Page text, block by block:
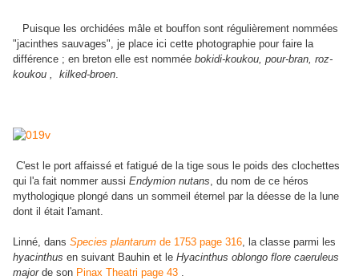
Puisque les orchidées mâle et bouffon sont régulièrement nommées
"jacinthes sauvages", je place ici cette photographie pour faire la
différence ; en breton elle est nommée bokidi-koukou, pour-bran, roz-
koukou , kilked-broen.
C'est le port affaissé et fatigué de la tige sous le poids des clochettes
qui l'a fait nommer aussi Endymion nutans, du nom de ce héros
mythologique plongé dans un sommeil éternel par la déesse de la lune
dont il était l'amant.
Linné, dans Species plantarum de 1753 page 316, la classe parmi les
hyacinthus en suivant Bauhin et le Hyacinthus oblongo flore caeruleus
majorde son Pinax Theatri page 43 .